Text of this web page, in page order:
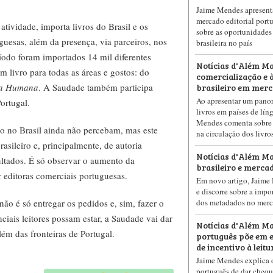
importa livros do Brasil e os
além da presença, via parceiros, nos
foram importados 14 mil diferentes
livro para todas as áreas e gostos: do
Humana. A Saudade também participa
no Brasil ainda não percebam, mas este
e, principalmente, de autoria
É só observar o aumento da
comerciais portuguesas.
é só entregar os pedidos e, sim, fazer o
leitores possam estar, a Saudade vai dar
das fronteiras de Portugal.
Jaime Mendes
mercado editorial
sobre as
brasileira no país
Notícias d'Além
comercialização e
brasileiro em
Ao apresentar um
livros em países de
Mendes comenta
na circulação dos
Notícias d'Além
brasileiro e
Em novo artigo,
e discorre sobre a
dos metadados no
Notícias d'Além
português põe em
de incentivo à
Jaime Mendes